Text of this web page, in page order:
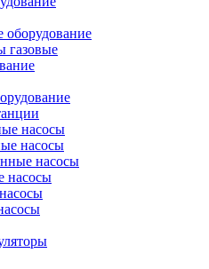
оборудование
газовые
насосы
насосы
насосы
насосы